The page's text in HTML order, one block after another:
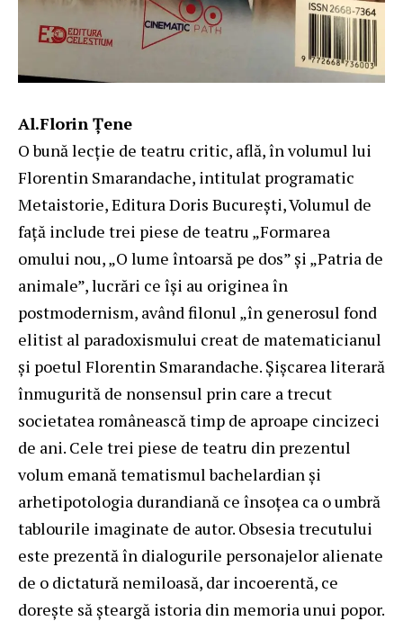
Al.Florin Țene
O bună lecţie de teatru critic, află, în volumul lui
Florentin Smarandache, intitulat programatic
Metaistorie, Editura Doris Bucureşti, Volumul de
faţă include trei piese de teatru „Formarea
omului nou, „O lume întoarsă pe dos” şi „Patria de
animale”, lucrări ce îşi au originea în
postmodernism, având filonul „în generosul fond
elitist al paradoxismului creat de matematicianul
şi poetul Florentin Smarandache. Şişcarea literară
înmugurită de nonsensul prin care a trecut
societatea românească timp de aproape cincizeci
de ani. Cele trei piese de teatru din prezentul
volum emană tematismul bachelardian şi
arhetipotologia durandiană ce însoţea ca o umbră
tablourile imaginate de autor. Obsesia trecutului
este prezentă în dialogurile personajelor alienate
de o dictatură nemiloasă, dar incoerentă, ce
doreşte să şteargă istoria din memoria unui popor.